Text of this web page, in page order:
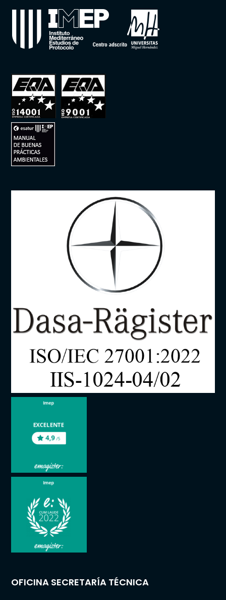
OFICINA SECRETARÍA TÉCNICA